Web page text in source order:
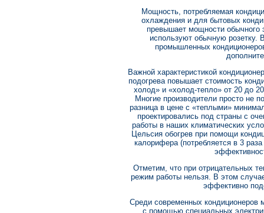
Мощность, потребляемая
охлаждения и для бытовых
превышает мощности обычного
используют обычную
промышленных
Важной характеристикой
подогрева повышает стоимость
холод» и «холод-тепло» от 20 до
Многие производители просто не
разница в цене с «теплыми»
проектировались под страны с
работы в наших климатических
Цельсия обогрев при помощи
калорифера (потребляется в 3
Отметим, что при отрицательных
режим работы нельзя. В этом
эффективно
Среди современных кондиционеров
с помощью специальных